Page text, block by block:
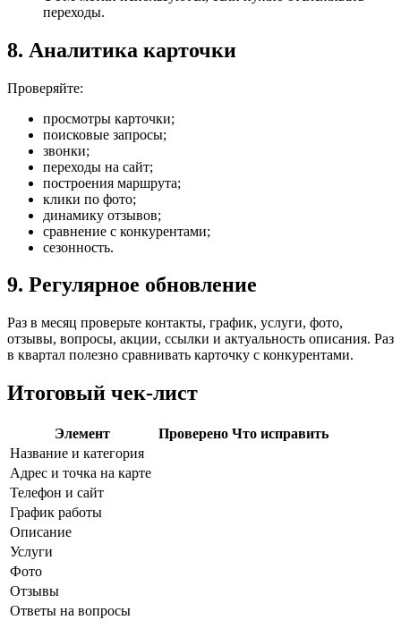
переходы.
8. Аналитика карточки
Проверяйте:
просмотры карточки;
поисковые запросы;
звонки;
переходы на сайт;
построения маршрута;
клики по фото;
динамику отзывов;
сравнение с конкурентами;
сезонность.
9. Регулярное обновление
Раз в месяц проверьте контакты, график, услуги, фото,
отзывы, вопросы, акции, ссылки и актуальность описания. Раз
в квартал полезно сравнивать карточку с конкурентами.
Итоговый чек-лист
Элемент Проверено Что исправить
Название и категория
Адрес и точка на карте
Телефон и сайт
График работы
Описание
Услуги
Фото
Отзывы
Ответы на вопросы